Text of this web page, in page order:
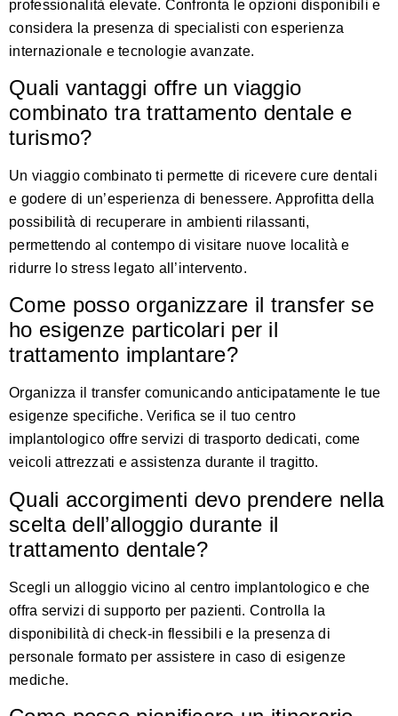
professionalità elevate. Confronta le opzioni disponibili e
considera la presenza di specialisti con esperienza
internazionale e tecnologie avanzate.
Quali vantaggi offre un viaggio
combinato tra trattamento dentale e
turismo?
Un viaggio combinato ti permette di ricevere cure dentali
e godere di un’esperienza di benessere. Approfitta della
possibilità di recuperare in ambienti rilassanti,
permettendo al contempo di visitare nuove località e
ridurre lo stress legato all’intervento.
Come posso organizzare il transfer se
ho esigenze particolari per il
trattamento implantare?
Organizza il transfer comunicando anticipatamente le tue
esigenze specifiche. Verifica se il tuo centro
implantologico offre servizi di trasporto dedicati, come
veicoli attrezzati e assistenza durante il tragitto.
Quali accorgimenti devo prendere nella
scelta dell’alloggio durante il
trattamento dentale?
Scegli un alloggio vicino al centro implantologico e che
offra servizi di supporto per pazienti. Controlla la
disponibilità di check-in flessibili e la presenza di
personale formato per assistere in caso di esigenze
mediche.